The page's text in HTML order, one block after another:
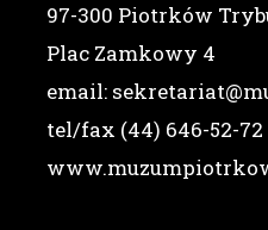
97-300 Piotrków
Plac Zamkowy 4
email:
tel/fax (44) 646-52-72